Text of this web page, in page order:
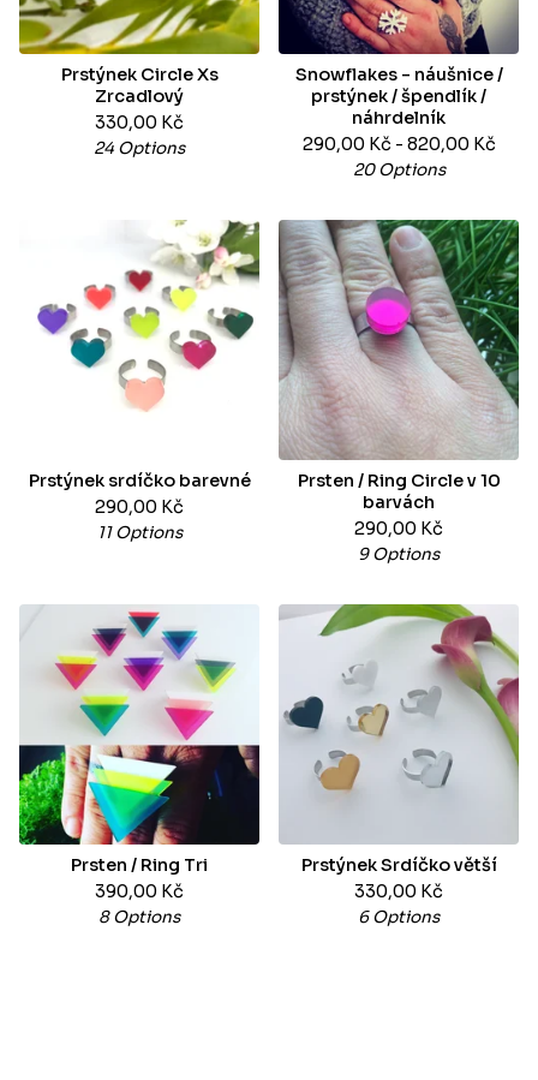
Prstýnek Circle Xs
Zrcadlový
330,00 Kč
24 Options
Snowflakes - náušnice /
prstýnek / špendlík /
náhrdelník
290,00 Kč - 820,00 Kč
20 Options
Prstýnek srdíčko barevné
290,00 Kč
11 Options
Prsten / Ring Circle v 10
barvách
290,00 Kč
9 Options
Prsten / Ring Tri
390,00 Kč
8 Options
Prstýnek Srdíčko větší
330,00 Kč
6 Options